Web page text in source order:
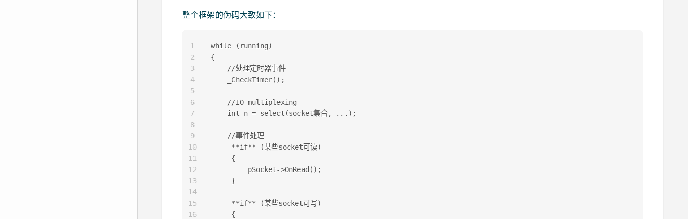
整个框架的伪码大致如下：
while (running)
{
    //处理定时器事件
    _CheckTimer();
    //IO multiplexing
    int n = select(socket集合, ...);
    //事件处理
     **if** (某些socket可读)
     {
         pSocket->OnRead();
     }
     **if** (某些socket可写)
     {
1
2
3
4
5
6
7
8
9
10
11
12
13
14
15
16